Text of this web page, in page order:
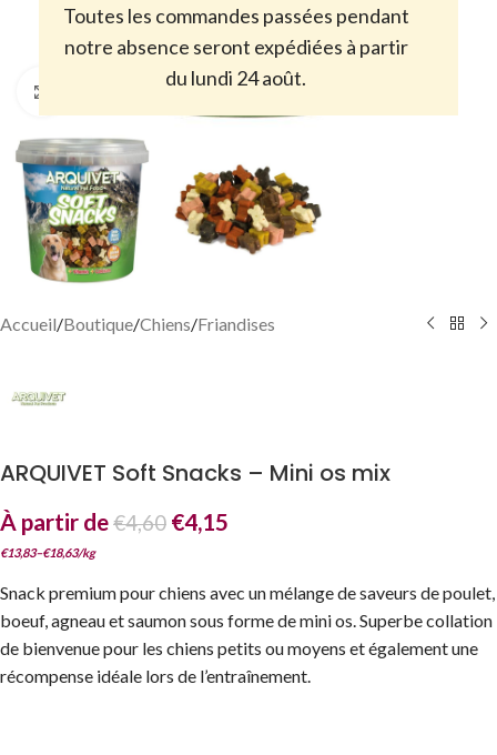
Toutes les commandes passées pendant
notre absence seront expédiées à partir
du lundi 24 août.
Cliquez pour agrandir
Accueil/Boutique/Chiens/Friandises
ARQUIVET Soft Snacks – Mini os mix
À partir de€4,60 €4,15
€13,83–€18,63/kg
Snack premium pour chiens avec un mélange de saveurs de poulet,
boeuf, agneau et saumon sous forme de mini os. Superbe collation
de bienvenue pour les chiens petits ou moyens et également une
récompense idéale lors de l’entraînement.